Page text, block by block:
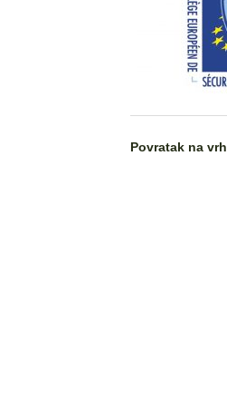
Povratak na vrh